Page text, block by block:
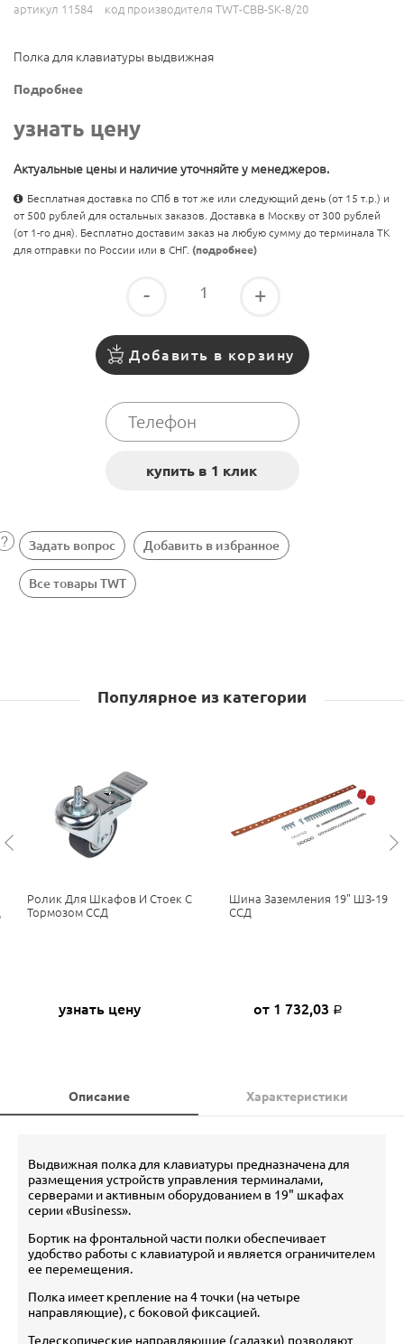
артикул 11584 код производителя TWT-CBB-SK-8/20
Полка для клавиатуры выдвижная
Подробнее
узнать цену
Актуальные цены и наличие уточняйте у менеджеров.
Бесплатная доставка по СПб в тот же или следующий день (от 15 т.р.) и
от 500 рублей для остальных заказов. Доставка в Москву от 300 рублей
(от 1-го дня). Бесплатно доставим заказ на любую сумму до терминала ТК
для отправки по России или в СНГ. (подробнее)
- +
Добавить в корзину
Задать вопрос Добавить в избранное
Все товары TWT
Популярное из категории
Ролик Для Шкафов И Стоек С
Тормозом ССД
узнать цену
Шина Заземления 19" ШЗ-19
ССД
от 1 732,03 Р
Описание Характеристики
Выдвижная полка для клавиатуры предназначена для
размещения устройств управления терминалами,
серверами и активным оборудованием в 19" шкафах
серии «Business».
Бортик на фронтальной части полки обеспечивает
удобство работы с клавиатурой и является ограничителем
ее перемещения.
Полка имеет крепление на 4 точки (на четыре
направляющие), с боковой фиксацией.
Телескопические направляющие (салазки) позволяют